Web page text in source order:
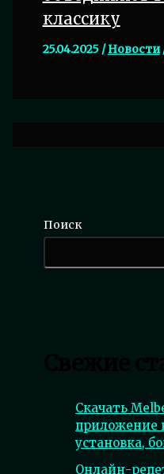
классику
25.04.2025 /Новости
Поиск
Скачать
приложение
установка,
Онлайн-